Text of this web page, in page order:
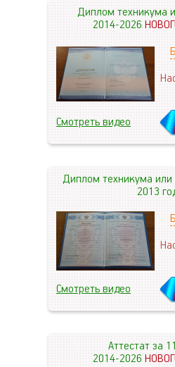
Диплом техникума
2014-2026
Смотреть видео
Диплом техникума
2013
Смотреть видео
Аттестат за
2014-2026